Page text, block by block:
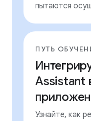
пытаются
ПУТЬ
Assistant
Узнайте, как